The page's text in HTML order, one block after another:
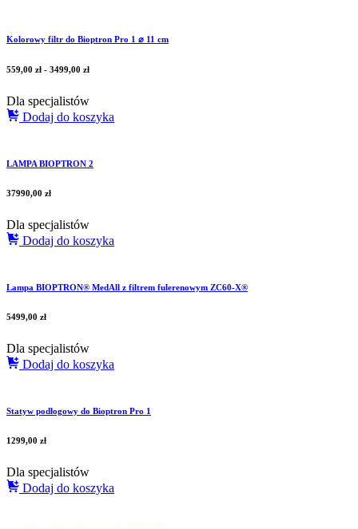
Kolorowy filtr do Bioptron Pro 1 ⌀ 11 cm
559,00 zł - 3499,00 zł
Dla specjalistów
Dodaj do koszyka
LAMPA BIOPTRON 2
37990,00 zł
Dla specjalistów
Dodaj do koszyka
Lampa BIOPTRON® MedAll z filtrem fulerenowym ZC60-X®
5499,00 zł
Dla specjalistów
Dodaj do koszyka
Statyw podłogowy do Bioptron Pro 1
1299,00 zł
Dla specjalistów
Dodaj do koszyka